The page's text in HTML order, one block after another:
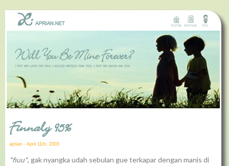
Finnaly 95%
aprian - April 11th, 2003
*fiuu*, gak nyangka udah sebulan gue terkapar dengan manis di